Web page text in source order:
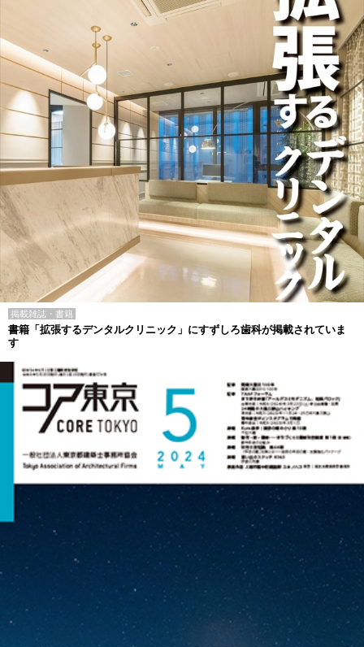
掲載雑誌・書籍
書籍「拡張するデンタルクリニック」にすずしろ歯科が掲載されていま
す